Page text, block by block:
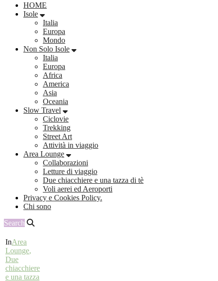
HOME
Isole
Italia
Europa
Mondo
Non Solo Isole
Italia
Europa
Africa
America
Asia
Oceania
Slow Travel
Ciclovie
Trekking
Street Art
Attività in viaggio
Area Lounge
Collaborazioni
Letture di viaggio
Due chiacchiere e una tazza di tè
Voli aerei ed Aeroporti
Privacy e Cookies Policy.
Chi sono
Search
InArea
Lounge,
Due
chiacchiere
e una tazza